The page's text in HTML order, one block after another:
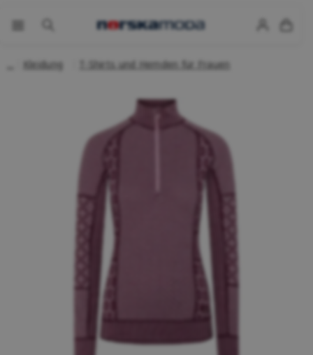
Kleidung T-Shirts und Hemden für Frauen